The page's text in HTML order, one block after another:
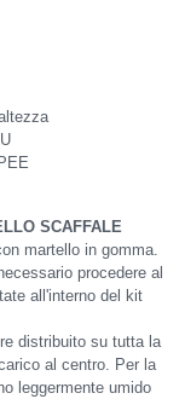
SCAFFALE
martello in gomma.
procedere al
all'interno del kit
distribuito su tutta la
al centro. Per la
leggermente umido